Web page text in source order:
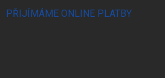
PŘIJÍMÁME ONLINE PLATBY